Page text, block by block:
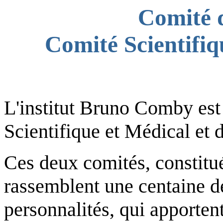
Comité
Comité
L'institut Bruno Comby
Scientifique et Médical et
Ces deux comités,
rassemblent une centaine
personnalités, qui